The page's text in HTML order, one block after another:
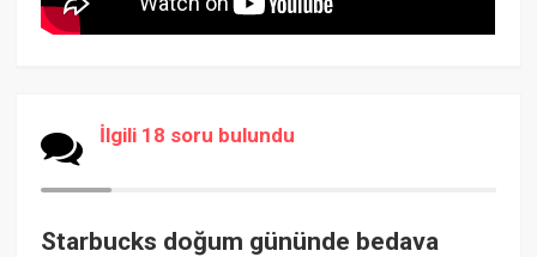
İlgili 18 soru bulundu
Starbucks doğum gününde bedava